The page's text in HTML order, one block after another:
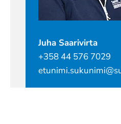
Juha Saarivirta
+358 44 576 7029